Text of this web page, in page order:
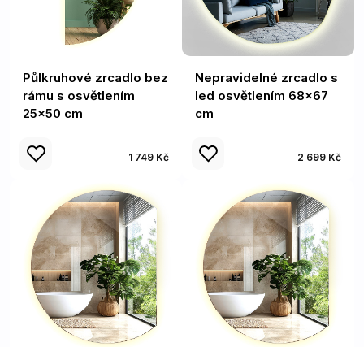
Půlkruhové zrcadlo bez
rámu s osvětlením
25x50 cm
1 749 Kč
Nepravidelné zrcadlo s
led osvětlením 68x67
cm
2 699 Kč